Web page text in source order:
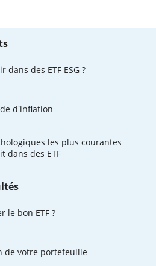
dans des ETF ESG ?
d'inflation
les plus courantes
dans des ETF
le bon ETF ?
de votre portefeuille